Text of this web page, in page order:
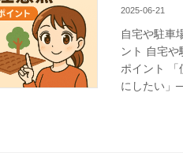
2025-06-21
自宅や駐車
ント 自宅
ポイント 「
にしたい」